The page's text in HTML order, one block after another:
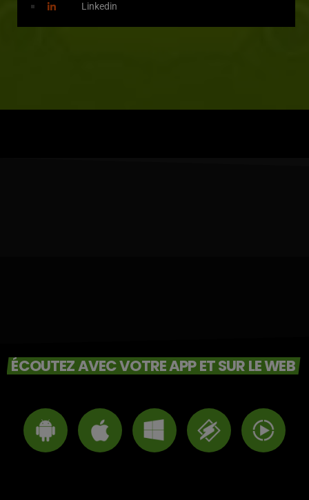
Linkedin
ÉCOUTEZ AVEC VOTRE APP ET SUR LE WEB